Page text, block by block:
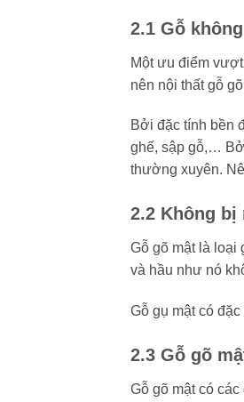
2.1 Gỗ
Một ưu điểm
nên nội thất gỗ
Bởi đặc tính bền
ghế, sập gỗ,…
thường xuyên.
2.2 Không bị
Gỗ gõ mật là loại
và hầu như nó
Gỗ gụ mật có
2.3 Gỗ gõ
Gỗ gõ mật có